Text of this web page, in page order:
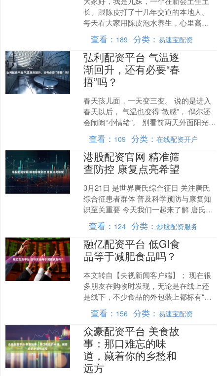
长、跟陈皮打了十几年交道的本地人。
每天看大家用陈皮泡水养生，心里高
兴，但也特别着急——因为好多人用错
了方法，或者根本不适合喝！....
查看： 189 分类： 易速宝配资
弘利配资平台 气温逐
渐回升，还有必要“春
捂”吗？
春天孩儿面，一天变三变。 说的是进入
春天以后， 气温也变得“敏感”， 偶尔还
会闹闹“小情绪”。 别看前两天外面阳光明
媚， 热得你想赶紧脱掉厚衣裤， 结果没
过两天....
查看： 109 分类：在线配资开户
港股配资官网 精准筛
查防控 康复点亮希望
3月21日 是世界唐氏综合征日 关注唐氏
综合征患者群体 普及科学预防与康复知
识至关重要 今天我们一起来了解 唐氏综
合征的科学防治与康复之道 ⬇️⬇️⬇️ 信息
来....
查看： 124 分类：炒股配资服务
融亿配资平台 低GI食
品等于减肥食品吗？
本文转自【央视新闻客户端】； 现在很
多朋友在购物时发现，无论是在线上还
是线下，不少食品的外包装上都标有“低
GI”字样，而且种类琳琅满目。在健康消
费趋势的推动下，....
查看： 156 分类： 易速宝配资
众豪配资平台 美食故
事：那口难忘的味
道，藏着你的乡愁和
远方